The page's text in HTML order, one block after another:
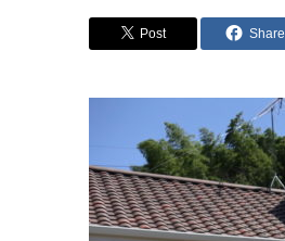
Post Share